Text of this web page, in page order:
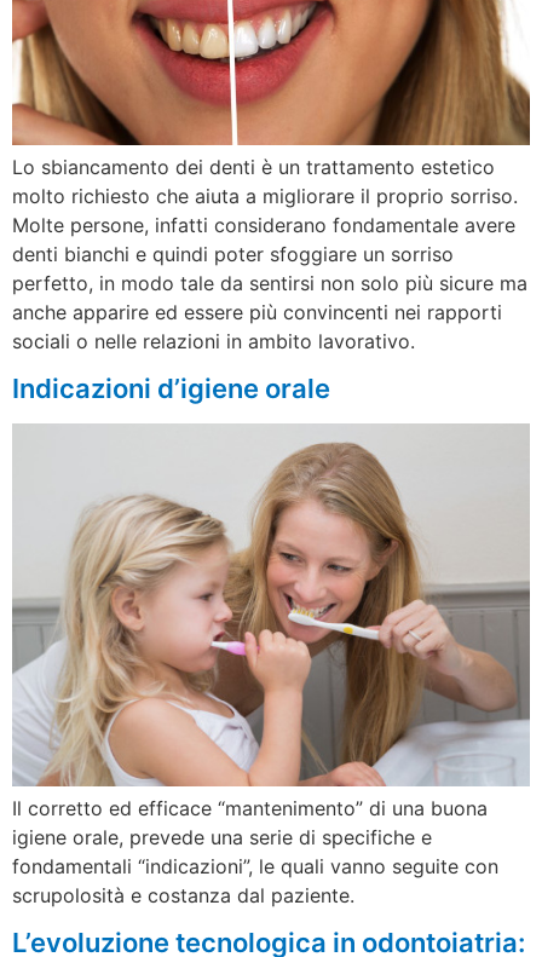
Lo sbiancamento dei denti è un trattamento estetico
molto richiesto che aiuta a migliorare il proprio sorriso.
Molte persone, infatti considerano fondamentale avere
denti bianchi e quindi poter sfoggiare un sorriso
perfetto, in modo tale da sentirsi non solo più sicure ma
anche apparire ed essere più convincenti nei rapporti
sociali o nelle relazioni in ambito lavorativo.
Indicazioni d’igiene orale
Il corretto ed efficace “mantenimento” di una buona
igiene orale, prevede una serie di specifiche e
fondamentali “indicazioni”, le quali vanno seguite con
scrupolosità e costanza dal paziente.
L’evoluzione tecnologica in odontoiatria: